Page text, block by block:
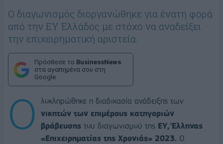
Ο διαγωνισμός διοργανώθηκε για ένατη φορά
από την EY Ελλάδος με στόχο να αναδείξει
την επιχειρηματική αριστεία.
Πρόσθεσε το BusinessNews
στα αγαπημένα σου στη
Google
Ο
λοκληρώθηκε η διαδικασία ανάδειξης των
νικητών των επιμέρους κατηγοριών
βράβευσης του διαγωνισμού της ΕΥ, Έλληνας
«Επιχειρηματίας της Χρονιάς» 2023. Ο